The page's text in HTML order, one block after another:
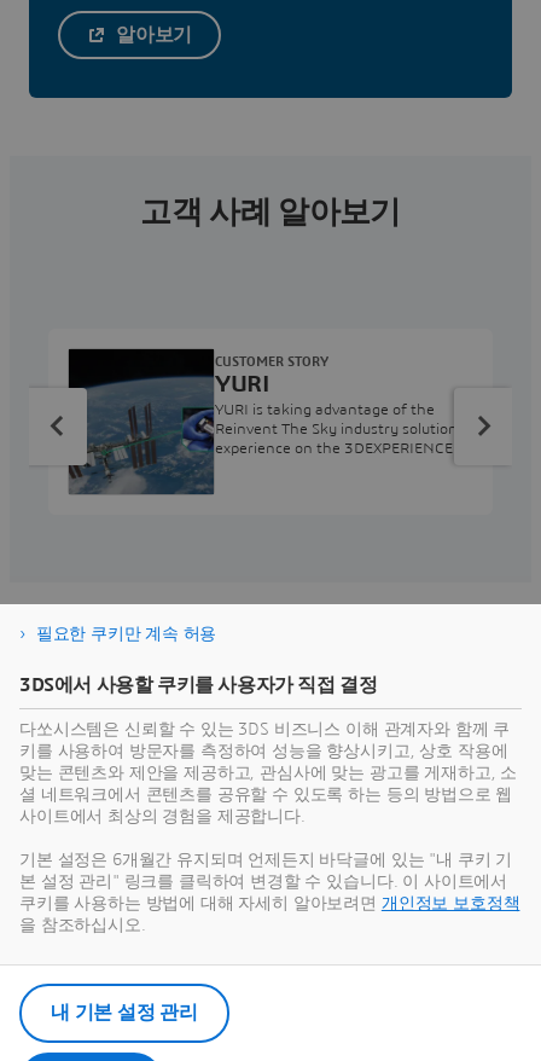
알아보기
고객 사례 알아보기
YURI
YURI is taking advantage of the
Reinvent The Sky industry solution
experience on the 3DEXPERIENCE
CUSTOMER STORY
우주의 미래를 건설
우주 프로그램을 컨셉부터 발사까지 가속화하는 방법 알
아보기:
Develop winning strategy and high
program performance
필요한 쿠키만 계속 허용
3DS에서 사용할 쿠키를 사용자가 직접 결정
다쏘시스템은 신뢰할 수 있는 3DS 비즈니스 이해 관계자와 함께 쿠
키를 사용하여 방문자를 측정하여 성능을 향상시키고, 상호 작용에
맞는 콘텐츠와 제안을 제공하고, 관심사에 맞는 광고를 게재하고, 소
셜 네트워크에서 콘텐츠를 공유할 수 있도록 하는 등의 방법으로 웹
사이트에서 최상의 경험을 제공합니다.
기본 설정은 6개월간 유지되며 언제든지 바닥글에 있는 "내 쿠키 기
본 설정 관리" 링크를 클릭하여 변경할 수 있습니다. 이 사이트에서
쿠키를 사용하는 방법에 대해 자세히 알아보려면 개인정보 보호정책
을 참조하십시오.
내 기본 설정 관리